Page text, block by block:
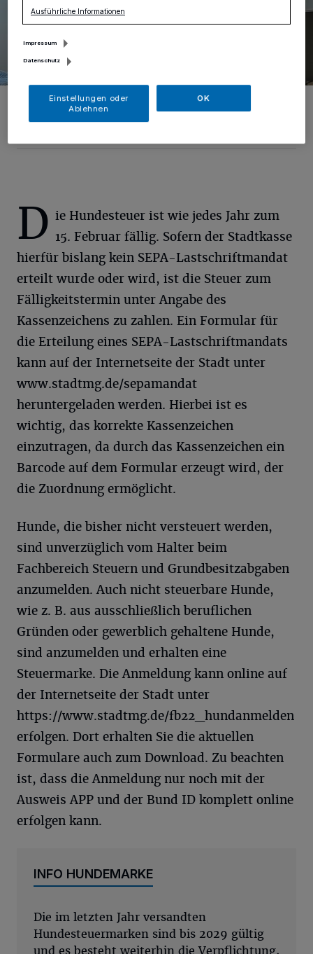
„Schoßhündchen“ oder nicht – Hundebesitzer werden jetzt wieder
zur Kasse gebeten.
Foto: Petra Käding
D ie Hundesteuer ist wie jedes Jahr zum
15. Februar fällig. Sofern der Stadtkasse
hierfür bislang kein SEPA-Lastschriftmandat
erteilt wurde oder wird, ist die Steuer zum
Fälligkeitstermin unter Angabe des
Kassenzeichens zu zahlen. Ein Formular für
die Erteilung eines SEPA-Lastschriftmandats
kann auf der Internetseite der Stadt unter
www.stadtmg.de/sepamandat
heruntergeladen werden. Hierbei ist es
wichtig, das korrekte Kassenzeichen
einzutragen, da durch das Kassenzeichen ein
Barcode auf dem Formular erzeugt wird, der
die Zuordnung ermöglicht.
Hunde, die bisher nicht versteuert werden,
sind unverzüglich vom Halter beim
Fachbereich Steuern und Grundbesitzabgaben
anzumelden. Auch nicht steuerbare Hunde,
wie z. B. aus ausschließlich beruflichen
Gründen oder gewerblich gehaltene Hunde,
sind anzumelden und erhalten eine
Steuermarke. Die Anmeldung kann online auf
der Internetseite der Stadt unter
https://www.stadtmg.de/fb22_hundanmelden
erfolgen. Dort erhalten Sie die aktuellen
Formulare auch zum Download. Zu beachten
ist, dass die Anmeldung nur noch mit der
Ausweis APP und der Bund ID komplett online
erfolgen kann.
INFO HUNDEMARKE
Die im letzten Jahr versandten
Hundesteuermarken sind bis 2029 gültig
und es besteht weiterhin die Verpflichtung,
Ausführliche Informationen
Impressum
Datenschutz
Einstellungen oder
Ablehnen
OK